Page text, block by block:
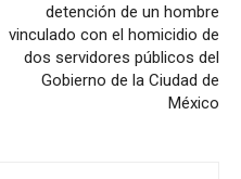
detención de un hombre
vinculado con el homicidio de
dos servidores públicos del
Gobierno de la Ciudad de
México